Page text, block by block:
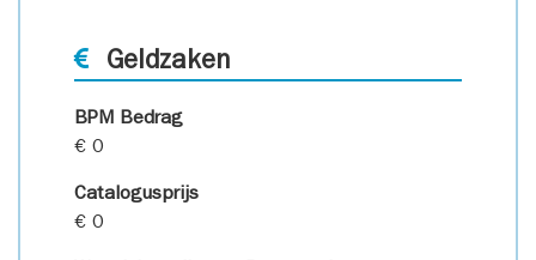
Geldzaken
BPM Bedrag
€ 0
Catalogusprijs
€ 0